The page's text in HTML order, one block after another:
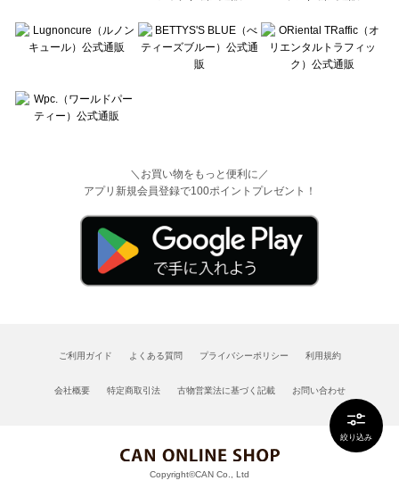
絞り込み
＼お買い物をもっと便利に／
アプリ新規会員登録で100ポイントプレゼント！
ご利用ガイド よくある質問 プライバシーポリシー 利用規約
会社概要 特定商取引法 古物営業法に基づく記載 お問い合わせ
Copyright©CAN Co., Ltd